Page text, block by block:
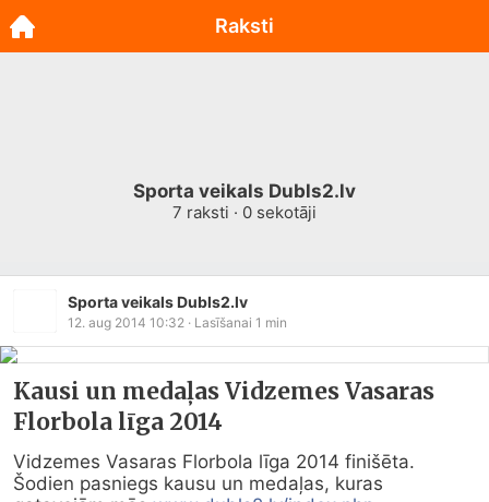
Sporta veikals Dubls2.lv
7 raksti · 0 sekotāji
Sporta veikals Dubls2.lv
12. aug 2014 10:32 · Lasīšanai 1 min
Kausi un medaļas Vidzemes Vasaras
Florbola līga 2014
Vidzemes Vasaras Florbola līga 2014 finišēta.
Šodien pasniegs kausu un medaļas, kuras
Raksti